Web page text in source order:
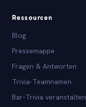
Ressourcen
Blog
Pressemappe
Fragen & Antworten
Trivia-Teamnamen
Bar-Trivia veranstalten